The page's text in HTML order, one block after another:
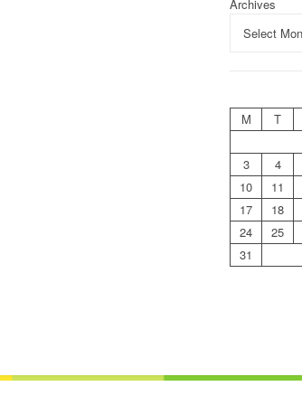
Archives
M
T
3
4
10
11
17
18
24
25
31